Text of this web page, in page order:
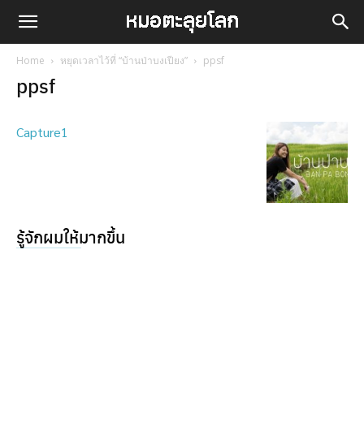
Home หยุดเวลาไว้ที่ “บ้านป่าบงเปียง” ppsf
ppsf
Capture1
รู้จักผมให้มากขึ้น